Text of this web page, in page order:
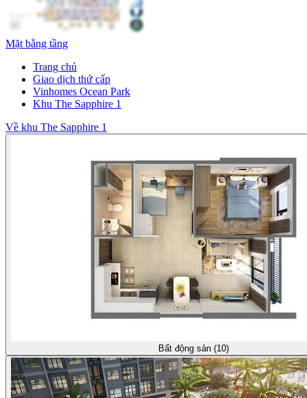
Mặt bằng tầng
Trang chủ
Giao dịch thứ cấp
Vinhomes Ocean Park
Khu The Sapphire 1
Về khu The Sapphire 1
Bất động sản (10)